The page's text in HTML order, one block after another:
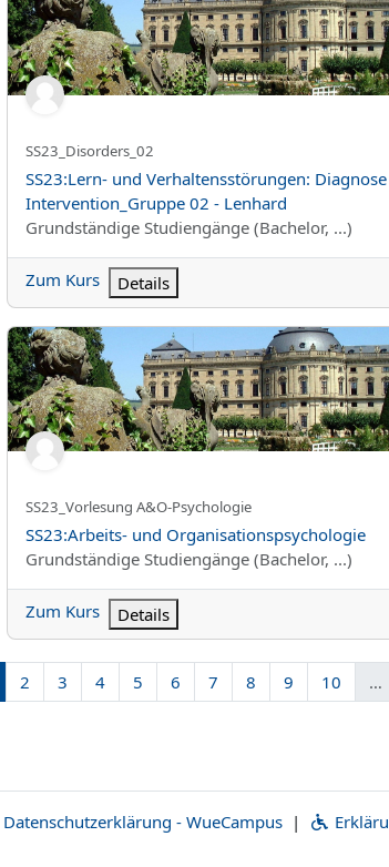
Kurzer Kursname
SS23_Disorders_02
Kursname
SS23:Lern- und Verhaltensstörungen:
Intervention_Gruppe 02 - Lenhard
Kursbereich
Grundständige Studiengänge (Bachelor, ...)
Zum Kurs Details
SS23:Arbeits- und Organisationspsychologie
Kurzer Kursname
SS23_Vorlesung A&O-Psychologie
Kursname
SS23:Arbeits- und Organisationspsychologie
Kursbereich
Grundständige Studiengänge (Bachelor, ...)
Zum Kurs Details
Seite 1
2Seite 2
3Seite 3
4Seite 4
5Seite 5
6Seite 6
7Seite 7
8Seite 8
9Seite 9
10Seite 10
…
Datenschutzerklärung - WueCampus |